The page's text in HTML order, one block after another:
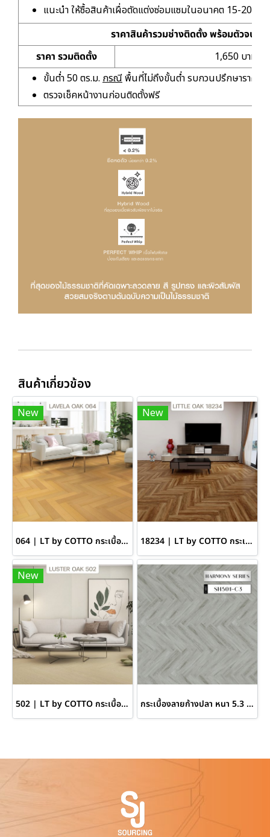
แนะนำ ให้ซื้อสินค้าเผื่อตัดแต่งซ่อมแซมในอนาคต 15-20%
ราคาสินค้ารวมช่างติดตั้ง พร้อมตัวจบเก็
ราคา รวมติดตั้ง
1,650 บาท/ต
ขั้นต่ำ 50 ตร.ม. กรณีพื้นที่ไม่ถึงขั้นต่ำ รบกวนปรึกษาราคาเ
ตรวจเช็คหน้างานก่อนติดตั้งฟรี
สินค้าเกี่ยวข้อง
New
064 | LT by COTTO กระเบื้องยางลายก้างปลา หนา 7 มม. สี LAVELA OAK
New
18234 | LT by COTTO กระเบื้องยางลายก้างปลา หนา 4 มม. สี LITTLE OAK
New
502 | LT by COTTO กระเบื้องยางลายก้างปลา หนา 7 มม. สี LUSTER OAK กระเบื้องลายก้างปลา หนา 5.3 มม. SH506-C3